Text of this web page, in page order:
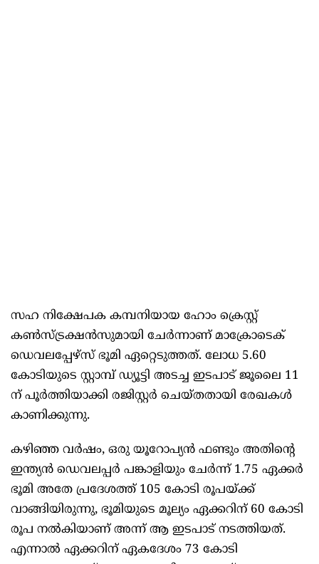
സഹ നിക്ഷേപക കമ്പനിയായ ഹോം ക്രെസ്റ്റ്
കൺസ്ട്രക്ഷൻസുമായി ചേർന്നാണ് മാക്രോടെക്
ഡെവലപ്പേഴ്‌സ് ഭൂമി ഏറ്റെടുത്തത്. ലോധ 5.60
കോടിയുടെ സ്റ്റാമ്പ് ഡ്യൂട്ടി അടച്ച ഇടപാട് ജൂലൈ 11
ന് പൂർത്തിയാക്കി രജിസ്റ്റർ ചെയ്തതായി രേഖകൾ
കാണിക്കുന്നു.
കഴിഞ്ഞ വർഷം, ഒരു യൂറോപ്യൻ ഫണ്ടും അതിന്റെ
ഇന്ത്യൻ ഡെവലപ്പർ പങ്കാളിയും ചേർന്ന് 1.75 ഏക്കർ
ഭൂമി അതേ പ്രദേശത്ത് 105 കോടി രൂപയ്ക്ക്
വാങ്ങിയിരുന്നു, ഭൂമിയുടെ മൂല്യം ഏക്കറിന് 60 കോടി
രൂപ നൽകിയാണ് അന്ന് ആ ഇടപാട് നടത്തിയത്.
എന്നാൽ ഏക്കറിന് ഏകദേശം 73 കോടി